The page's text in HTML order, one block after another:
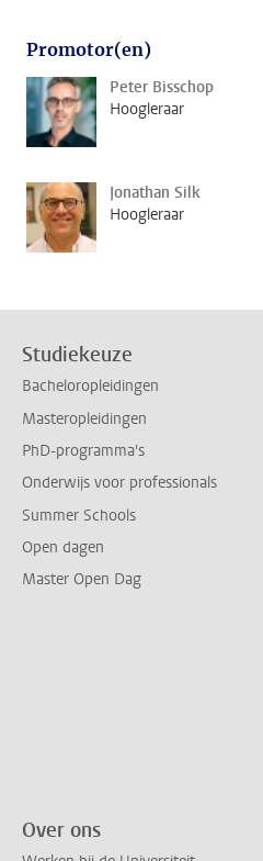
Promotor(en)
Peter Bisschop
Hoogleraar
Jonathan Silk
Hoogleraar
Studiekeuze
Bacheloropleidingen
Masteropleidingen
PhD-programma's
Onderwijs voor professionals
Summer Schools
Open dagen
Master Open Dag
Over ons